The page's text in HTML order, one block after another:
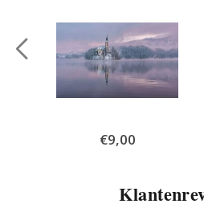
Special
Price
€9,00